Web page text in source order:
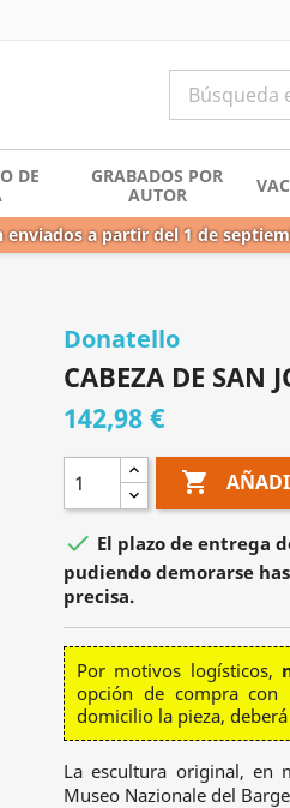
DE
GRABADOS POR
AUTOR
a partir del 1 de
Donatello
CABEZA DE SAN
142,98 €

 El plazo de entrega
pudiendo demorarse
precisa.
Por motivos logísticos,
opción de compra con
domicilio la pieza,
La escultura original, en
Museo Nazionale del